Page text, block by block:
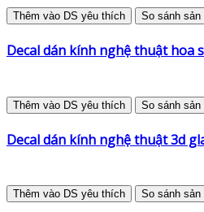
Thêm vào DS yêu thích So sánh sản
Decal dán kính nghệ thuật hoa
Thêm vào DS yêu thích So sánh sản
Decal dán kính nghệ thuật 3d
Thêm vào DS yêu thích So sánh sản